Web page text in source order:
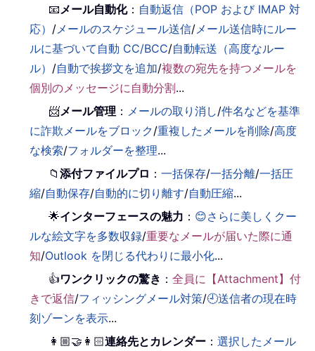
📧メール自動化： 自動返信（POP および IMAP 対
応） /メールのスケジュール送信/メール送信時にルー
ルに基づいて自動 CC/BCC/自動転送（高度なルー
ル） /自動で挨拶文を追加/複数の宛先を持つメールを
個別のメッセージに自動分割...
📨メール管理 ： メールの取り消し/件名などを基準
に詐欺メールをブロック/重複したメールを削除/高度
な検索/フォルダーを整理...
📁添付ファイルプロ ：一括保存/一括分離/一括圧
縮/自動保存/自動的に切り離す/自動圧縮...
🌟インターフェースの魅力 ： 😊さらに美しくクー
ルな絵文字を多数収録/重要なメールが届いた際に通
知/Outlook を閉じる代わりに最小化...
👍ワンクリックの驚き ：全員に【Attachment】付
きで返信/フィッシングメール対策/🕘送信者の現在時
刻ゾーンを表示...
👩🏼‍🤝‍👩🏻連絡先とカレンダー ：選択したメール